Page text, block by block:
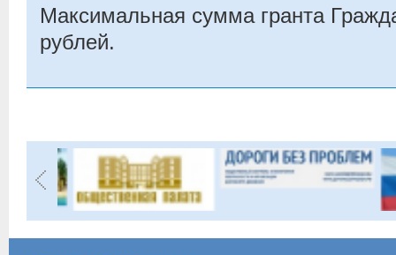
Максимальная сумма гранта
рублей.